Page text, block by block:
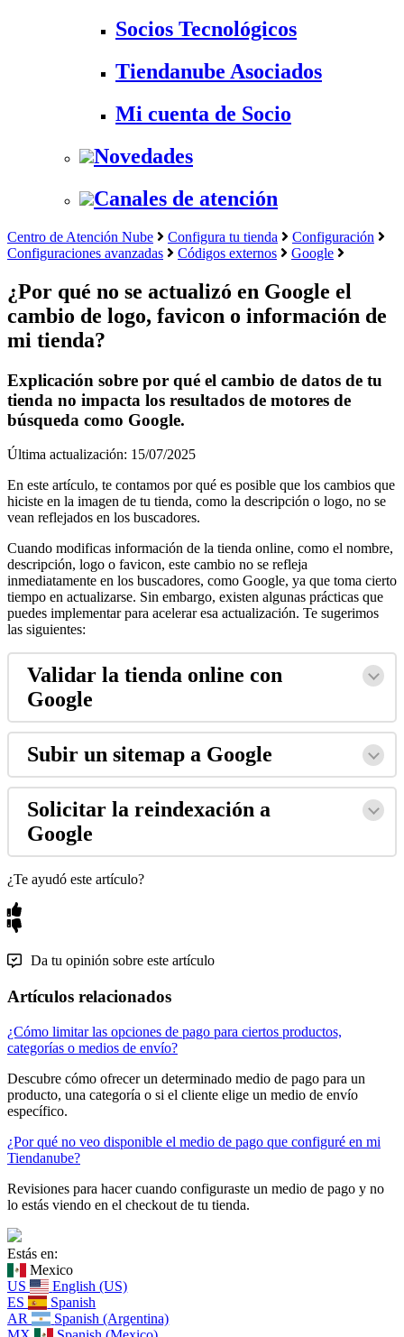
Socios Tecnológicos
Tiendanube Asociados
Mi cuenta de Socio
Novedades
Canales de atención
Centro de Atención Nube Configura tu tienda
Configuración
Configuraciones avanzadas
Códigos externos Google
¿Por qué no se actualizó en Google el
cambio de logo, favicon o información de
mi tienda?
Explicación sobre por qué el cambio de datos de tu
tienda no impacta los resultados de motores de
búsqueda como Google.
Última actualización: 15/07/2025
En este artículo, te contamos por qué es posible que los cambios que
hiciste en la imagen de tu tienda, como la descripción o logo, no se
vean reflejados en los buscadores.
Cuando modificas información de la tienda online, como el nombre,
descripción, logo o favicon, este cambio no se refleja
inmediatamente en los buscadores, como Google, ya que toma cierto
tiempo en actualizarse. Sin embargo, existen algunas prácticas que
puedes implementar para acelerar esa actualización. Te sugerimos
las siguientes:
Validar la tienda online con
Google
Subir un sitemap a Google
Solicitar la reindexación a
Google
¿Te ayudó este artículo?
Da tu opinión sobre este artículo
Artículos relacionados
¿Cómo limitar las opciones de pago para ciertos productos,
categorías o medios de envío?
Descubre cómo ofrecer un determinado medio de pago para un
producto, una categoría o si el cliente elige un medio de envío
específico.
¿Por qué no veo disponible el medio de pago que configuré en mi
Tiendanube?
Revisiones para hacer cuando configuraste un medio de pago y no
lo estás viendo en el checkout de tu tienda.
Estás en:
Mexico
US
English (US)
ES
Spanish
AR
Spanish (Argentina)